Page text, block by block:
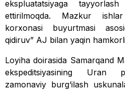
ekspluatatsiyaga
ettirilmoqda. Mazkur
korxonasi buyurtmasi
qidiruv” AJ bilan yaqin
Loyiha doirasida Samarqand
ekspeditsiyasining Uran
zamonaviy burg‘ilash